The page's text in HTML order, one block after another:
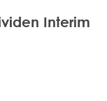
Interim